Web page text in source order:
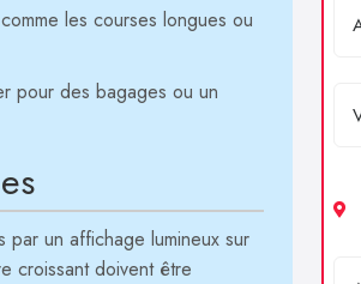
les courses longues ou
pour des bagages ou un
par un affichage lumineux sur
croissant doivent être